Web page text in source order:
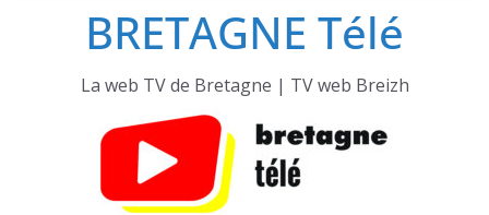
BRETAGNE Télé
La web TV de Bretagne | TV web Breizh